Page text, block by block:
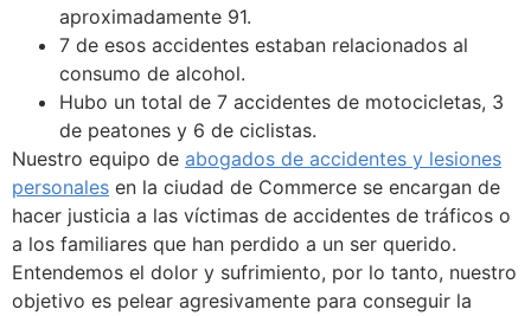
aproximadamente 91.
7 de esos accidentes estaban relacionados al
consumo de alcohol.
Hubo un total de 7 accidentes de motocicletas, 3
de peatones y 6 de ciclistas.
Nuestro equipo de abogados de accidentes y lesiones
personales en la ciudad de Commerce se encargan de
hacer justicia a las víctimas de accidentes de tráficos o
a los familiares que han perdido a un ser querido.
Entendemos el dolor y sufrimiento, por lo tanto, nuestro
objetivo es pelear agresivamente para conseguir la